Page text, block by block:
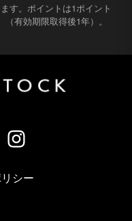
す。ポイントは1ポイント
有効期限取得後1年）。
シー